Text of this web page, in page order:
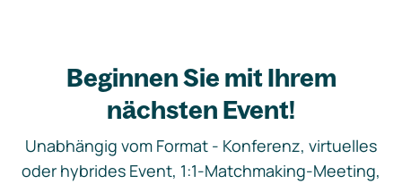
Beginnen Sie mit Ihrem
nächsten Event!
Unabhängig vom Format - Konferenz, virtuelles
oder hybrides Event, 1:1-Matchmaking-Meeting,